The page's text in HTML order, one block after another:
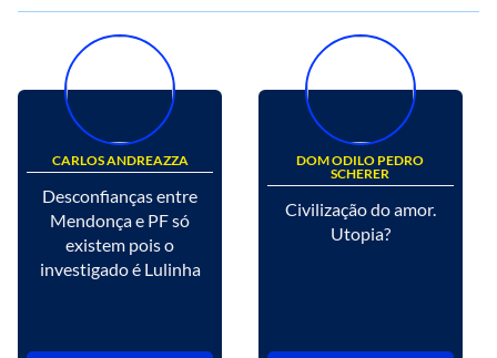
CARLOS ANDREAZZA
Desconfianças entre
Mendonça e PF só
existem pois o
investigado é Lulinha
DOM ODILO PEDRO
SCHERER
Civilização do amor.
Utopia?